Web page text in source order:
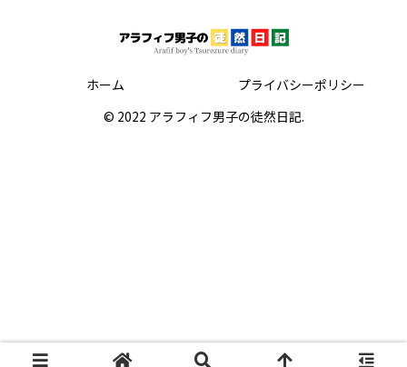
ホーム
プライバシーポリシー
© 2022 アラフィフ男子の徒然日記.